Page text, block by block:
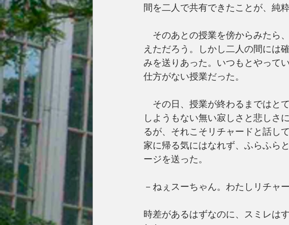
間を二人で共有できたことが、純
そのあとの授業を傍からみたら
えただろう。しかし二人の間には
みを送りあった。いつもとやって
仕方がない授業だった。
その日、授業が終わるまではと
しようもない無い寂しさと悲しさ
るが、それこそリチャードと話し
家に帰る気にはなれず、ふらふら
ージを送った。
－ねぇスーちゃん。わたしリチャ
時差があるはずなのに、スミレは